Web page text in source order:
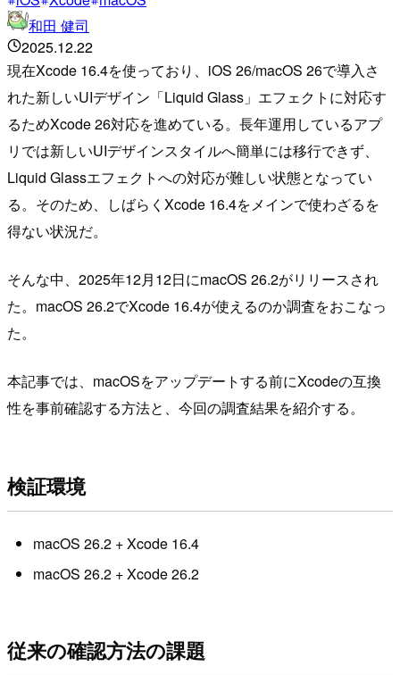
和田 健司
2025.12.22
現在Xcode 16.4を使っており、iOS 26/macOS 26で導入さ
れた新しいUIデザイン「Liquid Glass」エフェクトに対応す
るためXcode 26対応を進めている。長年運用しているアプ
リでは新しいUIデザインスタイルへ簡単には移行できず、
Liquid Glassエフェクトへの対応が難しい状態となってい
る。そのため、しばらくXcode 16.4をメインで使わざるを
得ない状況だ。
そんな中、2025年12月12日にmacOS 26.2がリリースされ
た。macOS 26.2でXcode 16.4が使えるのか調査をおこなっ
た。
本記事では、macOSをアップデートする前にXcodeの互換
性を事前確認する方法と、今回の調査結果を紹介する。
検証環境
macOS 26.2 + Xcode 16.4
macOS 26.2 + Xcode 26.2
従来の確認方法の課題